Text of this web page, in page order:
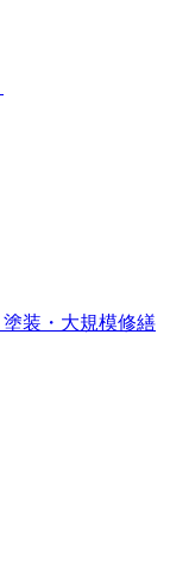
装・大規模修繕